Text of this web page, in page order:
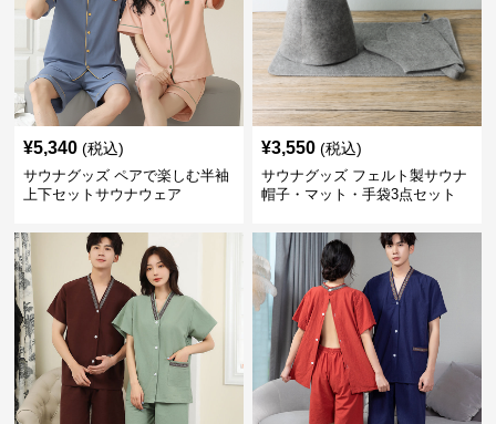
¥5,340 (税込)
サウナグッズ ペアで楽しむ半袖
上下セットサウナウェア
¥3,550 (税込)
サウナグッズ フェルト製サウナ
帽子・マット・手袋3点セット